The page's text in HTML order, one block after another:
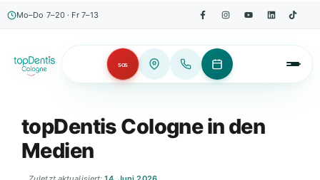
Mo–Do 7–20 · Fr 7–13
SOS
topDentis Cologne in den
Medien